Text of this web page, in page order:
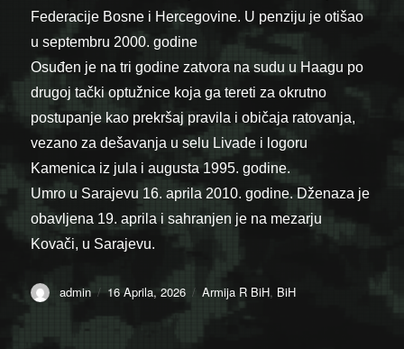
Federacije Bosne i Hercegovine. U penziju je otišao
u septembru 2000. godine
Osuđen je na tri godine zatvora na sudu u Haagu po
drugoj tački optužnice koja ga tereti za okrutno
postupanje kao prekršaj pravila i običaja ratovanja,
vezano za dešavanja u selu Livade i logoru
Kamenica iz jula i augusta 1995. godine.
Umro u Sarajevu 16. aprila 2010. godine. Dženaza je
obavljena 19. aprila i sahranjen je na mezarju
Kovači, u Sarajevu.
Author
admin
Posted
16 Aprila, 2026 Categories
Armija R BiH, BiH